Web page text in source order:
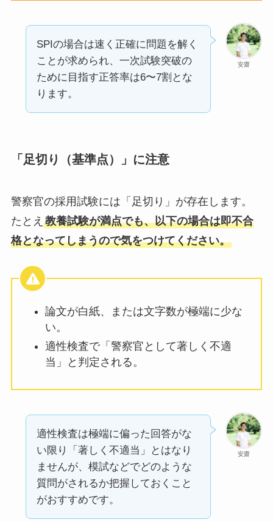
安齋
SPIの場合は速く正確に問題を解く
ことが求められ、一次試験突破の
ために目指す正答率は6〜7割とな
ります。
「足切り（基準点）」に注意
警察官の採用試験には「足切り」が存在します。
たとえ 教養試験が満点でも、以下の場合は即不合
格となってしまうので気をつけてください。
論文が白紙、または文字数が極端に少な
い。
適性検査で「警察官として著しく不適
当」と判定される。
安齋
適性検査は極端に偏った回答がな
い限り「著しく不適当」とはなり
ませんが、模試などでどのような
質問がされるか把握しておくこと
がおすすめです。